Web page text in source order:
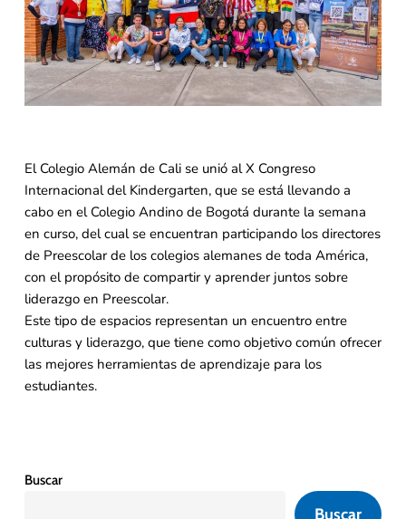
El Colegio Alemán de Cali se unió al X Congreso
Internacional del Kindergarten, que se está llevando a
cabo en el Colegio Andino de Bogotá durante la semana
en curso, del cual se encuentran participando los directores
de Preescolar de los colegios alemanes de toda América,
con el propósito de compartir y aprender juntos sobre
liderazgo en Preescolar.
Este tipo de espacios representan un encuentro entre
culturas y liderazgo, que tiene como objetivo común ofrecer
las mejores herramientas de aprendizaje para los
estudiantes.
Buscar
Buscar